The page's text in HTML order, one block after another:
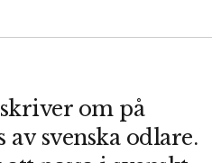
om på
av svenska odlare.